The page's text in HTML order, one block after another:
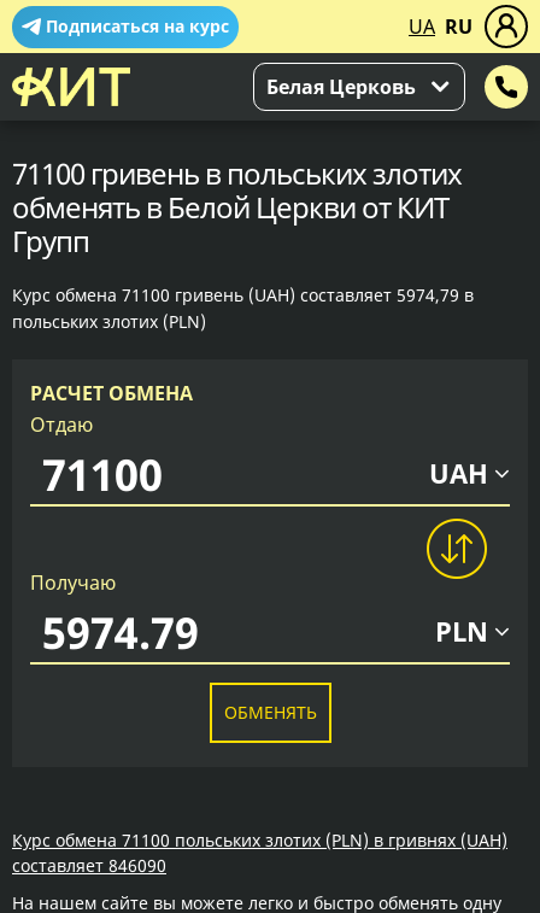
Подписаться на курс UA RU
Белая Церковь
71100 гривень в польських злотих
обменять в Белой Церкви от КИТ
Групп
Курс обмена 71100 гривень (UAH) составляет 5974,79 в
польських злотих (PLN)
РАСЧЕТ ОБМЕНА
Отдаю
UAH
Получаю
PLN
ОБМЕНЯТЬ
Курс обмена 71100 польських злотих (PLN) в гривнях (UAH)
составляет 846090
На нашем сайте вы можете легко и быстро обменять одну